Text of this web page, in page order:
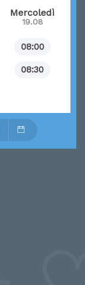
Mercoledì
19.08
08:00
08:30